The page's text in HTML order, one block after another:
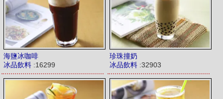
海鹽冰咖啡
冰品飲料 :16299
珍珠撞奶
冰品飲料 :32903